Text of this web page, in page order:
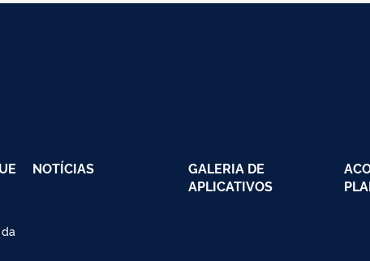
NOTÍCIAS
GALERIA DE
APLICATIVOS